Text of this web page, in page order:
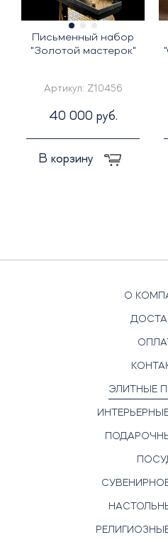
Письменный набор
"Золотой мастерок"
Артикул: Z10456
40 000 руб.
В корзину
О
ЭЛИТНЫЕ